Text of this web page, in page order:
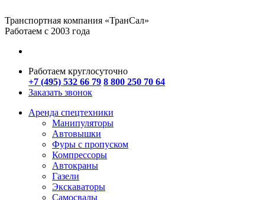
Транспортная компания «ТранСал»
Работаем с 2003 года
Работаем круглосуточно
+7 (495) 532 66 79 8 800 250 70 64
Заказать звонок
Аренда спецтехники
Манипуляторы
Автовышки
Фуры с пропуском
Компрессоры
Автокраны
Газели
Экскаваторы
Самосвалы